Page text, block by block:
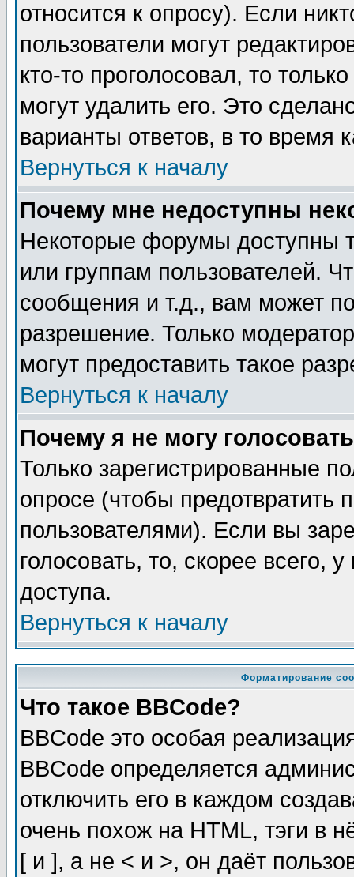
относится к опросу). Если
пользователи могут
кто-то проголосовал, то
могут удалить его. Это
варианты ответов, в то время
Вернуться к началу
Почему мне недоступны
Некоторые форумы доступны
или группам пользователей.
сообщения и т.д., вам может
разрешение. Только
могут предоставить такое
Вернуться к началу
Почему я не могу
Только зарегистрированные
опросе (чтобы предотвратить
пользователями). Если вы
голосовать, то, скорее всего,
доступа.
Вернуться к началу
Форматирование
Что такое BBCode?
BBCode это особая
BBCode определяется
отключить его в каждом
очень похож на HTML, тэги в
[ и ], а не < и >, он даёт